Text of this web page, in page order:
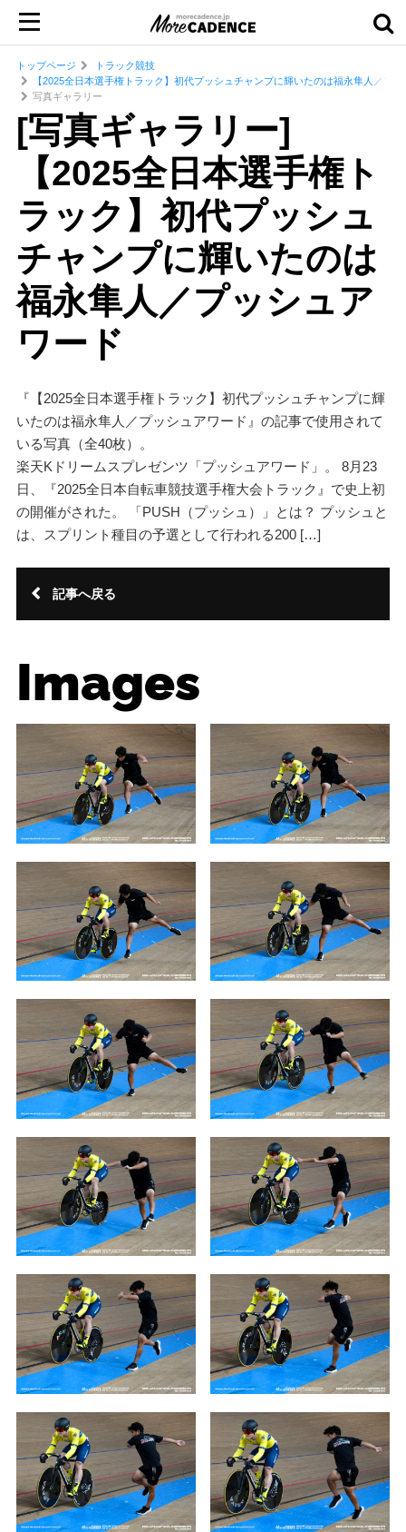
トップページ
トラック競技
【2025全日本選手権トラック】初代プッシュチャンプに輝いたのは福永隼人／プ
写真ギャラリー
[写真ギャラリー]
【2025全日本選手権ト
ラック】初代プッシュ
チャンプに輝いたのは
福永隼人／プッシュア
ワード
『【2025全日本選手権トラック】初代プッシュチャンプに輝
いたのは福永隼人／プッシュアワード』の記事で使用されて
いる写真（全40枚）。
楽天Kドリームスプレゼンツ「プッシュアワード」。 8月23
日、『2025全日本自転車競技選手権大会トラック』で史上初
の開催がされた。 「PUSH（プッシュ）」とは？ プッシュと
は、スプリント種目の予選として行われる200 […]
記事へ戻る
Images